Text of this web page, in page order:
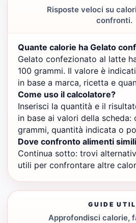
Risposte veloci su
confronti.
Quante calorie ha Gelato
Gelato confezionato al latte
100 grammi. Il valore è
in base a marca, ricetta e
Come uso il calcolatore?
Inserisci la quantità e il
in base ai valori della scheda:
grammi, quantità indicata o
Dove confronto alimenti
Continua sotto: trovi
utili per confrontare altre
GUIDE
Approfondisci calorie,